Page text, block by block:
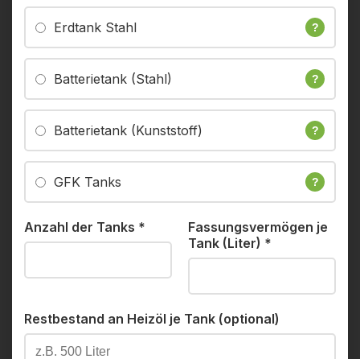
Erdtank Stahl ?
Batterietank (Stahl) ?
Batterietank (Kunststoff) ?
GFK Tanks ?
Anzahl der Tanks *
Fassungsvermögen je
Tank (Liter) *
Restbestand an Heizöl je Tank (optional)